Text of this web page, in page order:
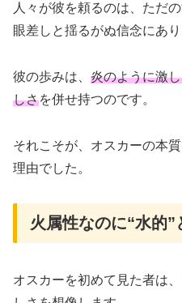
人々が彼を頼るのは、ただ
眼差しと揺るがぬ信念にあり
彼の歩みは、 炎のように激
しさを併せ持つのです。
それこそが、オスカーの本
理由でした。
火属性なのに“水的
オスカーを初めて見た者は